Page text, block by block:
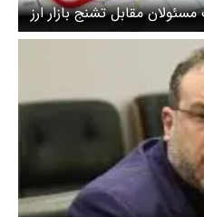
مقابل تشنج بازار ارز